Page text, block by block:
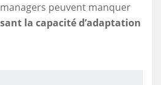
peuvent manquer
la capacité d’adaptation